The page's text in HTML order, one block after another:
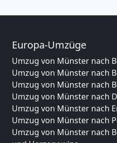
Europa-Umzüge
Umzug von Münster nach
Umzug von Münster nach
Umzug von Münster nach
Umzug von Münster nach
Umzug von Münster nach
Umzug von Münster nach
Umzug von Münster nach